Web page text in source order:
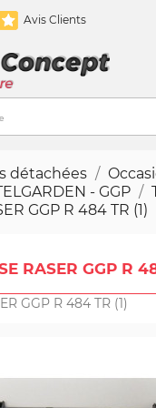
Avis Clients
détachées
- GGP
GGP R 484 TR (1)
RASER GGP R
GGP R 484 TR (1)